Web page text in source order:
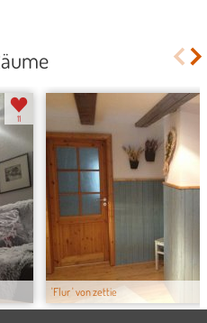
11
'Flur ' von zettie